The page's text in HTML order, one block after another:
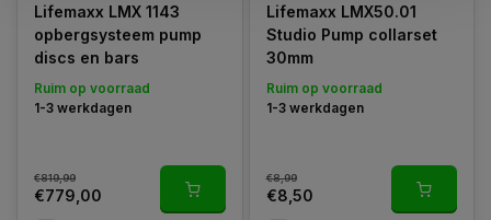
Lifemaxx LMX 1143
opbergsysteem pump
discs en bars
Ruim op voorraad
1-3 werkdagen
€819,99
€779,00
Lifemaxx LMX50.01
Studio Pump collarset
30mm
Ruim op voorraad
1-3 werkdagen
€8,99
€8,50